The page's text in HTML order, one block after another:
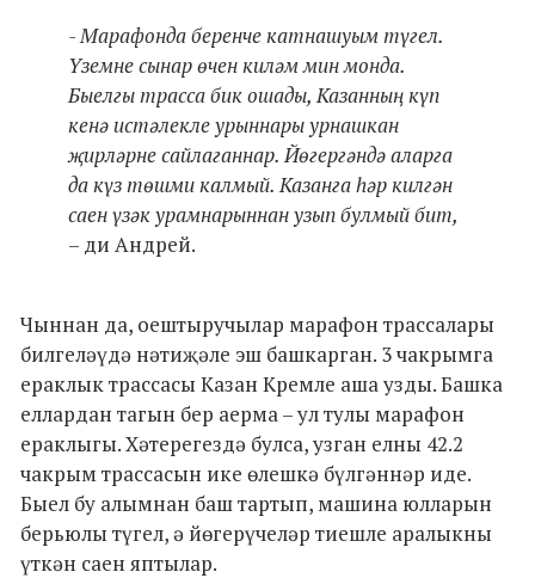
- Марафонда беренче катнашуым түгел.
Үземне сынар өчен киләм мин монда.
Быелгы трасса бик ошады, Казанның күп
кенә истәлекле урыннары урнашкан
җирләрне сайлаганнар. Йөгергәндә аларга
да күз төшми калмый. Казанга һәр килгән
саен үзәк урамнарыннан узып булмый бит,
– ди Андрей.
Чыннан да, оештыручылар марафон трассалары
билгеләүдә нәтиҗәле эш башкарган. 3 чакрымга
ераклык трассасы Казан Кремле аша узды. Башка
еллардан тагын бер аерма – ул тулы марафон
ераклыгы. Хәтерегездә булса, узган елны 42.2
чакрым трассасын ике өлешкә бүлгәннәр иде.
Быел бу алымнан баш тартып, машина юлларын
берьюлы түгел, ә йөгерүчеләр тиешле аралыкны
үткән саен яптылар.